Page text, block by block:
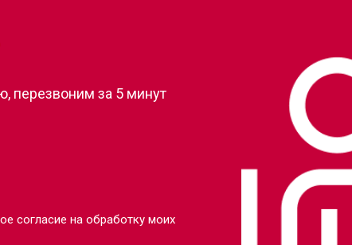
перезвоним за 5 минут
согласие на обработку моих